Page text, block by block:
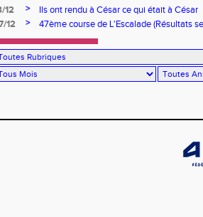
12
>
Ils ont rendu à César ce qui était à César
12
> 47ème course de L'Escalade (Résultats